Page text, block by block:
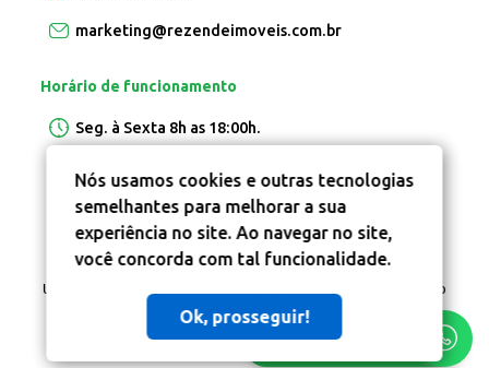
Mais informações?
marketing@rezendeimoveis.com.br
Horário de funcionamento
Seg. à Sexta 8h as 18:00h.
Um projeto Robustcrm.io
Nós usamos cookies e outras tecnologias
semelhantes para melhorar a sua
experiência no site. Ao navegar no site,
você concorda com tal funcionalidade.
Ok, prosseguir!